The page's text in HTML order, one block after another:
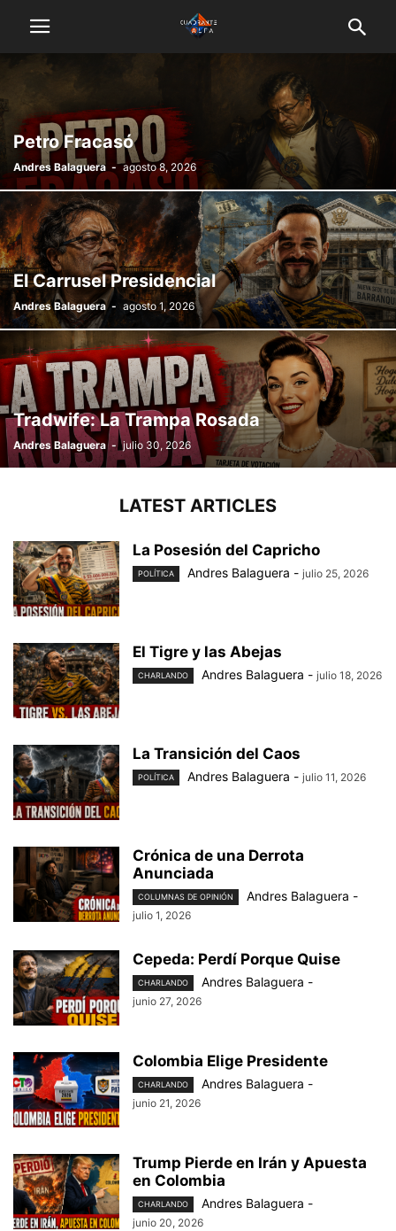
Petro Fracasó
Andres Balaguera - agosto 8, 2026
El Carrusel Presidencial
Andres Balaguera - agosto 1, 2026
Tradwife: La Trampa Rosada
Andres Balaguera - julio 30, 2026
LATEST ARTICLES
La Posesión del Capricho
POLÍTICA Andres Balaguera - julio 25, 2026
El Tigre y las Abejas
CHARLANDO Andres Balaguera - julio 18, 2026
La Transición del Caos
POLÍTICA Andres Balaguera - julio 11, 2026
Crónica de una Derrota
Anunciada
COLUMNAS DE OPINIÓN Andres Balaguera -
julio 1, 2026
Cepeda: Perdí Porque Quise
CHARLANDO Andres Balaguera -
junio 27, 2026
Colombia Elige Presidente
CHARLANDO Andres Balaguera -
junio 21, 2026
Trump Pierde en Irán y Apuesta
en Colombia
CHARLANDO Andres Balaguera -
junio 20, 2026